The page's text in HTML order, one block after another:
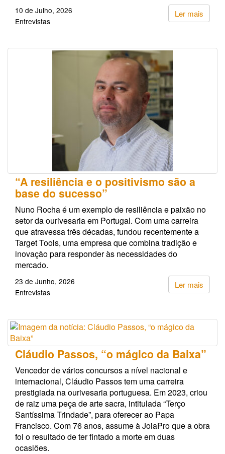
Ler mais
10 de Julho, 2026
Entrevistas
“A resiliência e o positivismo são a
base do sucesso”
Nuno Rocha é um exemplo de resiliência e paixão no
setor da ourivesaria em Portugal. Com uma carreira
que atravessa três décadas, fundou recentemente a
Target Tools, uma empresa que combina tradição e
inovação para responder às necessidades do
mercado.
Ler mais
23 de Junho, 2026
Entrevistas
Cláudio Passos, “o mágico da Baixa”
Vencedor de vários concursos a nível nacional e
internacional, Cláudio Passos tem uma carreira
prestigiada na ourivesaria portuguesa. Em 2023, criou
de raiz uma peça de arte sacra, intitulada “Terço
Santíssima Trindade”, para oferecer ao Papa
Francisco. Com 76 anos, assume à JoiaPro que a obra
foi o resultado de ter fintado a morte em duas
ocasiões.